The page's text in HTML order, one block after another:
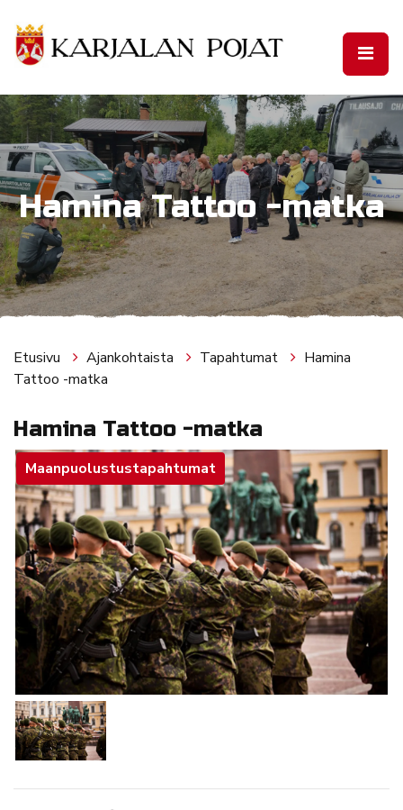
Hamina Tattoo -matka
Etusivu Ajankohtaista Tapahtumat
Hamina
Tattoo -matka
Hamina Tattoo -matka
Maanpuolustustapahtumat